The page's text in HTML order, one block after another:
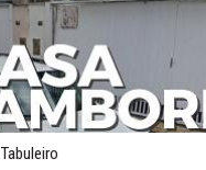
Tabuleiro